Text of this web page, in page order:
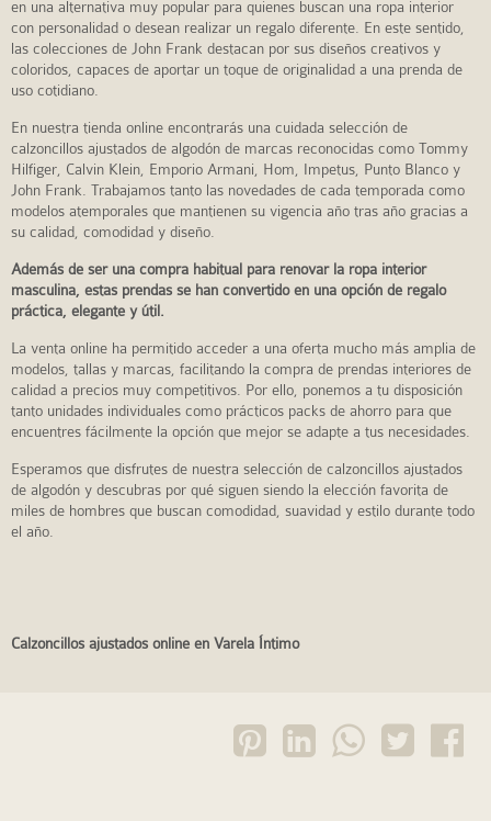
en una alternativa muy popular para quienes buscan una ropa interior
con personalidad o desean realizar un regalo diferente. En este sentido,
las colecciones de John Frank destacan por sus diseños creativos y
coloridos, capaces de aportar un toque de originalidad a una prenda de
uso cotidiano.
En nuestra tienda online encontrarás una cuidada selección de
calzoncillos ajustados de algodón de marcas reconocidas como Tommy
Hilfiger, Calvin Klein, Emporio Armani, Hom, Impetus, Punto Blanco y
John Frank. Trabajamos tanto las novedades de cada temporada como
modelos atemporales que mantienen su vigencia año tras año gracias a
su calidad, comodidad y diseño.
Además de ser una compra habitual para renovar la ropa interior
masculina, estas prendas se han convertido en una opción de regalo
práctica, elegante y útil.
La venta online ha permitido acceder a una oferta mucho más amplia de
modelos, tallas y marcas, facilitando la compra de prendas interiores de
calidad a precios muy competitivos. Por ello, ponemos a tu disposición
tanto unidades individuales como prácticos packs de ahorro para que
encuentres fácilmente la opción que mejor se adapte a tus necesidades.
Esperamos que disfrutes de nuestra selección de calzoncillos ajustados
de algodón y descubras por qué siguen siendo la elección favorita de
miles de hombres que buscan comodidad, suavidad y estilo durante todo
el año.
Calzoncillos ajustados online en Varela Íntimo